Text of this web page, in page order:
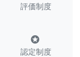
評価制度
stars
認定制度